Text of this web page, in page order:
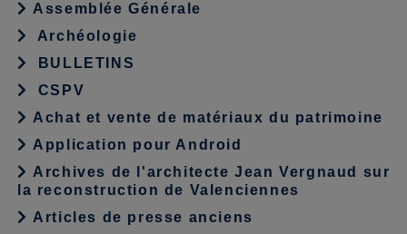
Assemblée Générale
Archéologie
BULLETINS
CSPV
Achat et vente de matériaux du patrimoine
Application pour Android
Archives de l'architecte Jean Vergnaud sur
la reconstruction de Valenciennes
Articles de presse anciens